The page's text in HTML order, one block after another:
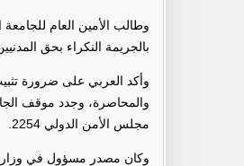
وطالب الأمين العام
بالجريمة النكراء بحق
وأكد العربي على ضرورة
مجلس الأمن الدولي 2254.
وكان مصدر مسؤول في وزارة